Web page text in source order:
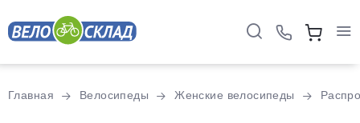
Главная Велосипеды Женские велосипеды